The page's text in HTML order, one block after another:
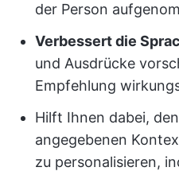
der Person
Verbessert die
und Ausdrücke
Empfehlung
Hilft Ihnen dabei,
angegebenen
zu personalisieren,